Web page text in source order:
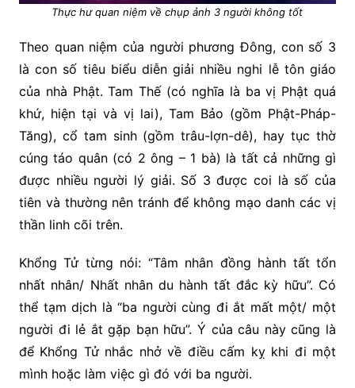
Thực hư quan niệm về chụp ảnh 3 người không tốt
Theo quan niệm của người phương Đông, con số 3
là con số tiêu biểu diễn giải nhiều nghi lễ tôn giáo
của nhà Phật. Tam Thế (có nghĩa là ba vị Phật quá
khứ, hiện tại và vị lai), Tam Bảo (gồm Phật-Pháp-
Tăng), cổ tam sinh (gồm trâu-lợn-dê), hay tục thờ
cúng táo quân (có 2 ông – 1 bà) là tất cả những gì
được nhiều người lý giải. Số 3 được coi là số của
tiên và thường nên tránh để không mạo danh các vị
thần linh cõi trên.
Khổng Tử từng nói: “Tâm nhân đồng hành tất tổn
nhất nhân/ Nhất nhân du hành tất đắc kỳ hữu”. Có
thể tạm dịch là “ba người cùng đi ắt mất một/ một
người đi lẻ ắt gặp bạn hữu”. Ý của câu này cũng là
để Khổng Tử nhắc nhở về điều cấm kỵ khi đi một
mình hoặc làm việc gì đó với ba người.